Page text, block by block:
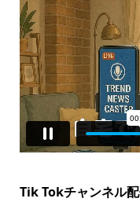
Tik Tokチャンネル